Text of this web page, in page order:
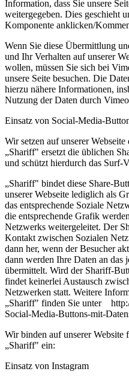
Information, dass Sie unsere
weitergegeben. Dies geschieht
Komponente anklicken/
Wenn Sie diese Übermittlung
und Ihr Verhalten auf unserer
wollen, müssen Sie sich bei
unsere Seite besuchen. Die
hierzu nähere Informationen,
Nutzung der Daten durch
Einsatz von Social-Media-
Wir setzen auf unserer
„Shariff" ersetzt die üblichen
und schützt hierdurch das Surf-
„Shariff" bindet diese Share-
unserer Webseite lediglich als
das entsprechende Soziale
die entsprechende Grafik
Netzwerks weitergeleitet. Der
Kontakt zwischen Sozialen
dann her, wenn der Besucher
dann werden Ihre Daten an
übermittelt. Wird der Shariff-
findet keinerlei Austausch
Netzwerken statt. Weitere
„Shariff" finden Sie unter
Social-Media-Buttons-mit-
Wir binden auf unserer
„Shariff" ein:
Einsatz von Instagram